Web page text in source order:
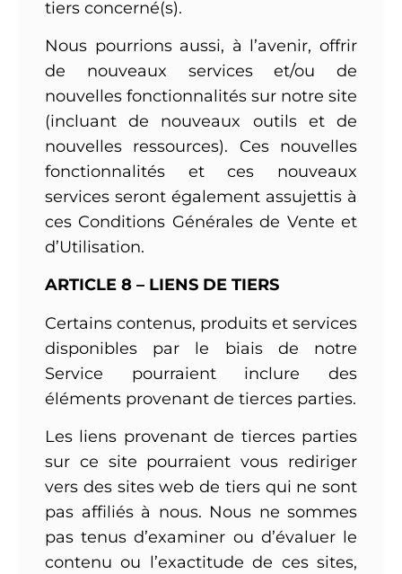
tiers concerné(s).
Nous pourrions aussi, à l’avenir, offrir
de nouveaux services et/ou de
nouvelles fonctionnalités sur notre site
(incluant de nouveaux outils et de
nouvelles ressources). Ces nouvelles
fonctionnalités et ces nouveaux
services seront également assujettis à
ces Conditions Générales de Vente et
d’Utilisation.
ARTICLE 8 – LIENS DE TIERS
Certains contenus, produits et services
disponibles par le biais de notre
Service pourraient inclure des
éléments provenant de tierces parties.
Les liens provenant de tierces parties
sur ce site pourraient vous rediriger
vers des sites web de tiers qui ne sont
pas affiliés à nous. Nous ne sommes
pas tenus d’examiner ou d’évaluer le
contenu ou l’exactitude de ces sites,